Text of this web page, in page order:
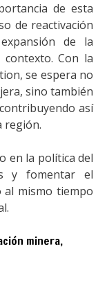
de esta
de reactivación
de la
Con la
se espera no
sino también
así
región.
en la política del
y fomentar el
al mismo tiempo
minera,